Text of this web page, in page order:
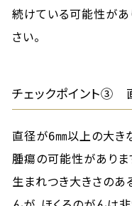
続けている可能性があ
さい。
チェックポイント③
直径が6㎜以上の大き
腫瘍の可能性がありま
生まれつき大きさのあ